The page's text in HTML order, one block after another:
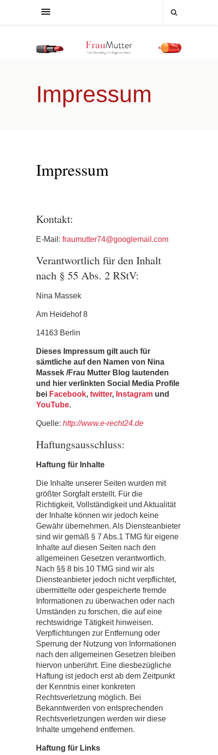
Impressum
Impressum
Kontakt:
E-Mail: fraumutter74@googlemail.com
Verantwortlich für den Inhalt
nach § 55 Abs. 2 RStV:
Nina Massek
Am Heidehof 8
14163 Berlin
Dieses Impressum gilt auch für
sämtliche auf den Namen von Nina
Massek /Frau Mutter Blog lautenden
und hier verlinkten Social Media Profile
bei Facebook, twitter, Instagram und
YouTube.
Quelle: http://www.e-recht24.de
Haftungsausschluss:
Haftung für Inhalte
Die Inhalte unserer Seiten wurden mit
größter Sorgfalt erstellt. Für die
Richtigkeit, Vollständigkeit und Aktualität
der Inhalte können wir jedoch keine
Gewähr übernehmen. Als Diensteanbieter
sind wir gemäß § 7 Abs.1 TMG für eigene
Inhalte auf diesen Seiten nach den
allgemeinen Gesetzen verantwortlich.
Nach §§ 8 bis 10 TMG sind wir als
Diensteanbieter jedoch nicht verpflichtet,
übermittelte oder gespeicherte fremde
Informationen zu überwachen oder nach
Umständen zu forschen, die auf eine
rechtswidrige Tätigkeit hinweisen.
Verpflichtungen zur Entfernung oder
Sperrung der Nutzung von Informationen
nach den allgemeinen Gesetzen bleiben
hiervon unberührt. Eine diesbezügliche
Haftung ist jedoch erst ab dem Zeitpunkt
der Kenntnis einer konkreten
Rechtsverletzung möglich. Bei
Bekanntwerden von entsprechenden
Rechtsverletzungen werden wir diese
Inhalte umgehend entfernen.
Haftung für Links